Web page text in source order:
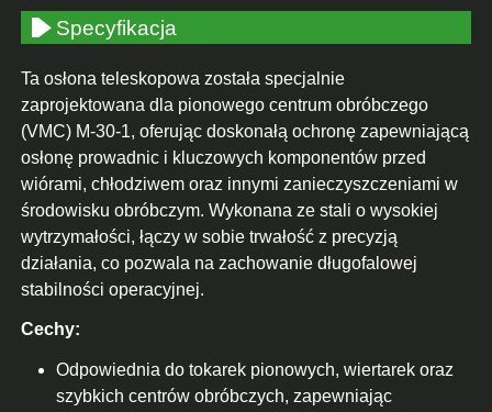
Specyfikacja
Ta osłona teleskopowa została specjalnie
zaprojektowana dla pionowego centrum obróbczego
(VMC) M-30-1, oferując doskonałą ochronę zapewniającą
osłonę prowadnic i kluczowych komponentów przed
wiórami, chłodziwem oraz innymi zanieczyszczeniami w
środowisku obróbczym. Wykonana ze stali o wysokiej
wytrzymałości, łączy w sobie trwałość z precyzją
działania, co pozwala na zachowanie długofalowej
stabilności operacyjnej.
Cechy:
Odpowiednia do tokarek pionowych, wiertarek oraz
szybkich centrów obróbczych, zapewniając